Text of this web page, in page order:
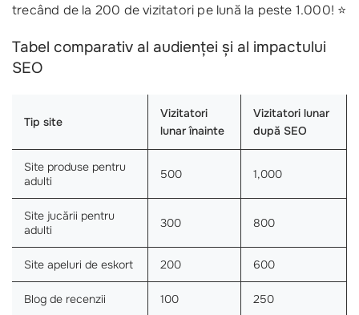
trecând de la 200 de vizitatori pe lună la peste 1.000! ⭐
Tabel comparativ al audienței și al impactului
SEO
Tip site
Vizitatori
lunar înainte
Vizitatori lunar
după SEO
Site produse pentru
adulti
500 1,000
Site jucării pentru
adulti
300 800
Site apeluri de eskort 200 600
Blog de recenzii 100 250